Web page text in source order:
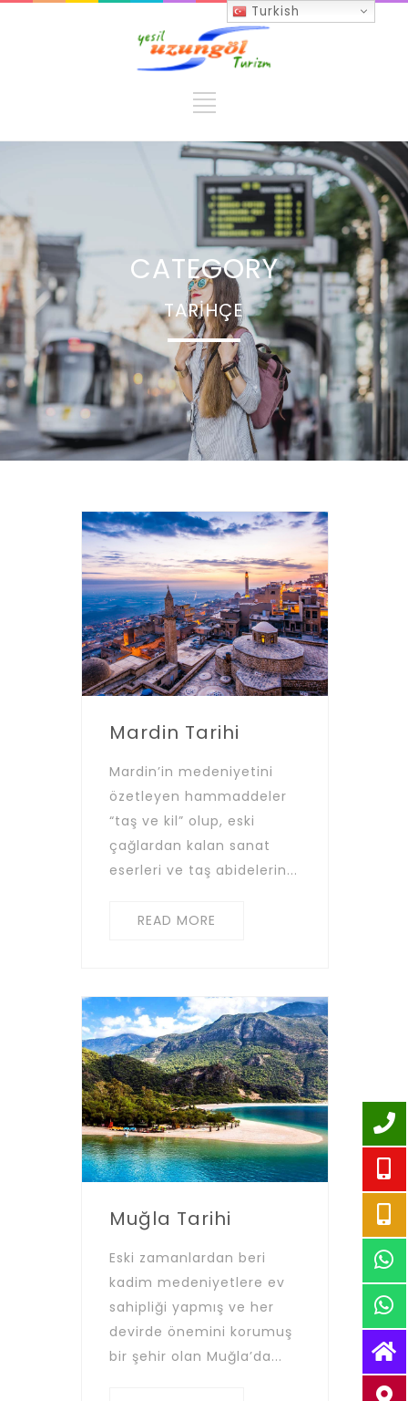
CATEGORY
TARIHÇE
Mardin Tarihi
Mardin’in medeniyetini
özetleyen hammaddeler
“taş ve kil” olup, eski
çağlardan kalan sanat
eserleri ve taş abidelerin...
READ MORE
Muğla Tarihi
Eski zamanlardan beri
kadim medeniyetlere ev
sahipliği yapmış ve her
devirde önemini korumuş
bir şehir olan Muğla’da...
Turkish